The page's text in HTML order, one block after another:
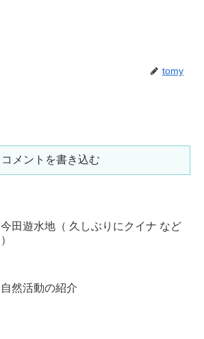
tomy
コメントを書き込む
今田遊水地（ 久しぶりにクイナ など
）
自然活動の紹介